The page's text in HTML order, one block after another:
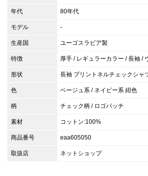
年代 80年代
モデル -
生産国 ユーゴスラビア製
特徴 厚手 / レギュラーカラー / 長袖 /
形状 長袖 プリントネルチェックシャ
色 ベージュ系 / ネイビー系 紺色
柄 チェック柄 / ロゴパッチ
素材 コットン:100%
商品番号 eaa605050
取扱店 ネットショップ